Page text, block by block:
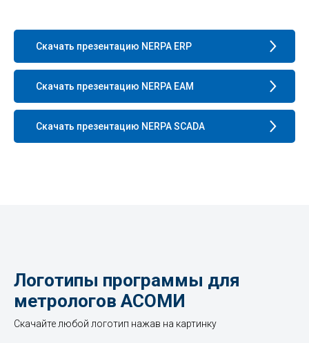
Скачать презентацию NERPA ERP
Скачать презентацию NERPA EAM
Скачать презентацию NERPA SCADA
Логотипы программы для
метрологов АСОМИ
Скачайте любой логотип нажав на картинку